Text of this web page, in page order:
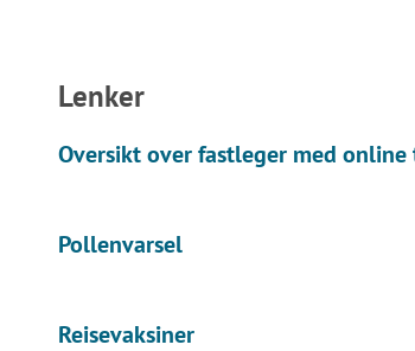
Lenker
Oversikt over fastleger med online
Pollenvarsel
Reisevaksiner